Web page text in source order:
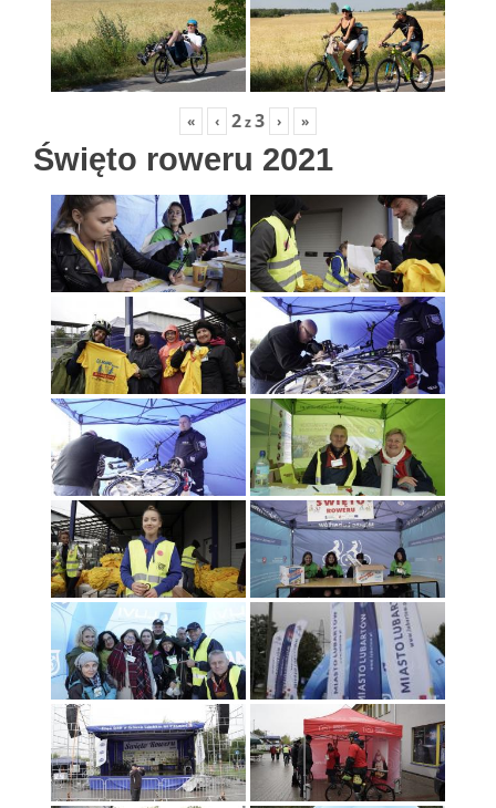
« ‹ 2z3 › »
Święto roweru 2021